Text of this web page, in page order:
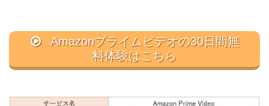
Amazonプライムビデオの30日間無
料体験はこちら